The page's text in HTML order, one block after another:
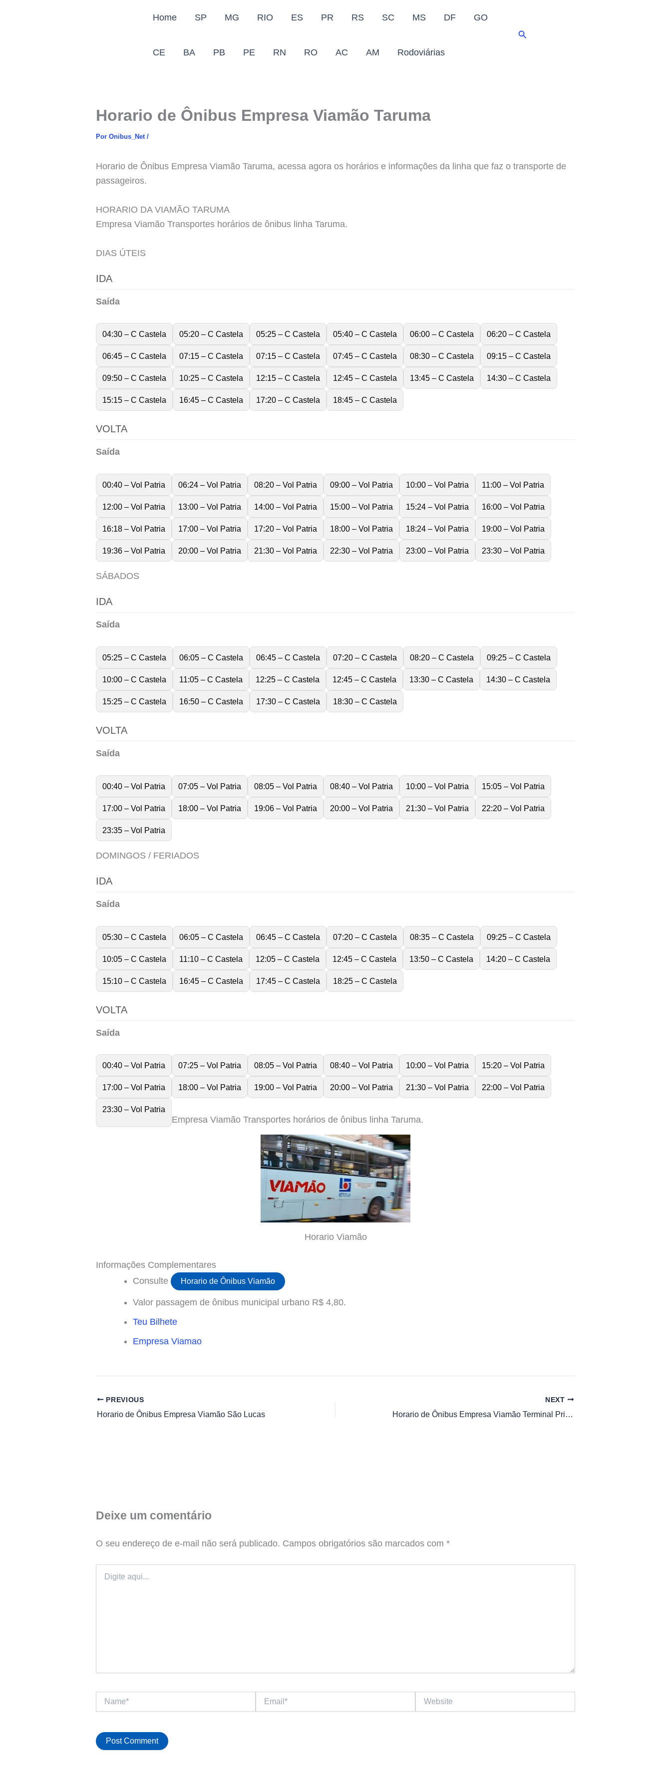
Home SP MG RIO ES PR RS SC MS DF GO
CE BA PB PE RN RO AC AM Rodoviárias
Pesquisar
Horario de Ônibus Empresa Viamão Taruma
Por Onibus_Net /
Horario de Ônibus Empresa Viamão Taruma, acessa agora os horários e informações da linha que faz o transporte de
passageiros.
HORARIO DA VIAMÃO TARUMA
Empresa Viamão Transportes horários de ônibus linha Taruma.
DIAS ÚTEIS
IDA
Saída
04:30 – C Castela 05:20 – C Castela 05:25 – C Castela 05:40 – C Castela 06:00 – C Castela 06:20 – C Castela
06:45 – C Castela 07:15 – C Castela 07:15 – C Castela 07:45 – C Castela 08:30 – C Castela 09:15 – C Castela
09:50 – C Castela 10:25 – C Castela 12:15 – C Castela 12:45 – C Castela 13:45 – C Castela 14:30 – C Castela
15:15 – C Castela 16:45 – C Castela 17:20 – C Castela 18:45 – C Castela
VOLTA
Saída
00:40 – Vol Patria 06:24 – Vol Patria 08:20 – Vol Patria 09:00 – Vol Patria 10:00 – Vol Patria 11:00 – Vol Patria
12:00 – Vol Patria 13:00 – Vol Patria 14:00 – Vol Patria 15:00 – Vol Patria 15:24 – Vol Patria 16:00 – Vol Patria
16:18 – Vol Patria 17:00 – Vol Patria 17:20 – Vol Patria 18:00 – Vol Patria 18:24 – Vol Patria 19:00 – Vol Patria
19:36 – Vol Patria 20:00 – Vol Patria 21:30 – Vol Patria 22:30 – Vol Patria 23:00 – Vol Patria 23:30 – Vol Patria
SÁBADOS
IDA
Saída
05:25 – C Castela 06:05 – C Castela 06:45 – C Castela 07:20 – C Castela 08:20 – C Castela 09:25 – C Castela
10:00 – C Castela 11:05 – C Castela 12:25 – C Castela 12:45 – C Castela 13:30 – C Castela 14:30 – C Castela
15:25 – C Castela 16:50 – C Castela 17:30 – C Castela 18:30 – C Castela
VOLTA
Saída
00:40 – Vol Patria 07:05 – Vol Patria 08:05 – Vol Patria 08:40 – Vol Patria 10:00 – Vol Patria 15:05 – Vol Patria
17:00 – Vol Patria 18:00 – Vol Patria 19:06 – Vol Patria 20:00 – Vol Patria 21:30 – Vol Patria 22:20 – Vol Patria
23:35 – Vol Patria
DOMINGOS / FERIADOS
IDA
Saída
05:30 – C Castela 06:05 – C Castela 06:45 – C Castela 07:20 – C Castela 08:35 – C Castela 09:25 – C Castela
10:05 – C Castela 11:10 – C Castela 12:05 – C Castela 12:45 – C Castela 13:50 – C Castela 14:20 – C Castela
15:10 – C Castela 16:45 – C Castela 17:45 – C Castela 18:25 – C Castela
VOLTA
Saída
00:40 – Vol Patria 07:25 – Vol Patria 08:05 – Vol Patria 08:40 – Vol Patria 10:00 – Vol Patria 15:20 – Vol Patria
17:00 – Vol Patria 18:00 – Vol Patria 19:00 – Vol Patria 20:00 – Vol Patria 21:30 – Vol Patria 22:00 – Vol Patria
23:30 – Vol Patria
Empresa Viamão Transportes horários de ônibus linha Taruma.
Horario Viamão
Informações Complementares
Consulte
Horario de Ônibus Viamão
Valor passagem de ônibus municipal urbano R$ 4,80.
Teu Bilhete
Empresa Viamao
PREVIOUS
Horario de Ônibus Empresa Viamão São Lucas
NEXT
Horario de Ônibus Empresa Viamão Terminal Princesa Isabel
Deixe um comentário
O seu endereço de e-mail não será publicado. Campos obrigatórios são marcados com *
aqui...